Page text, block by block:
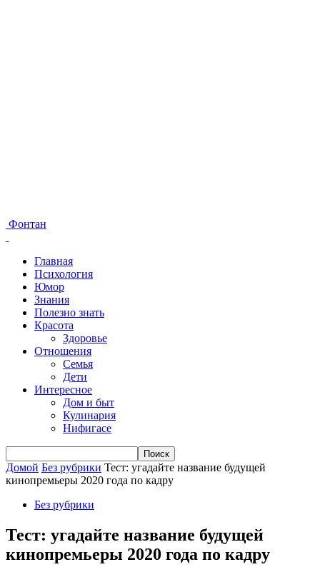
Фонтан
Главная
Психология
Юмор
Знания
Полезно знать
Красота
Здоровье
Отношения
Семья
Дети
Интересное
Дом и быт
Кулинария
Нифигасе
Домой Без рубрики Тест: угадайте название будущей
кинопремьеры 2020 года по кадру
Без рубрики
Тест: угадайте название будущей
кинопремьеры 2020 года по кадру